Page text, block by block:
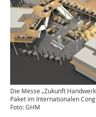
Die Messe „Zukunft
Paket im Internationalen
Foto: GHM